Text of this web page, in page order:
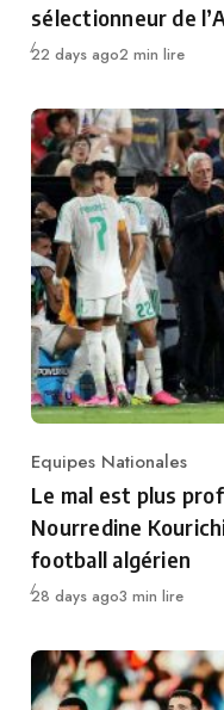
sélectionneur de
Publié
22 days ago2 min lire
Category
Equipes Nationales
Le mal est plus
Nourredine
football algérien
Publié
28 days ago3 min lire